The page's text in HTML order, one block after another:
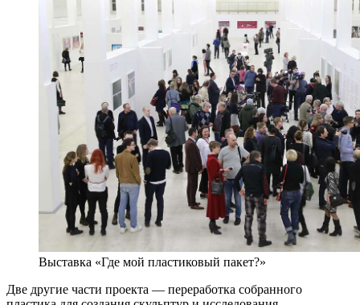
Выставка «Где мой пластиковый пакет?»
Две другие части проекта — переработка собранного